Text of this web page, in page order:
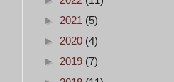
► 2021 (5)
► 2020 (4)
► 2019 (7)